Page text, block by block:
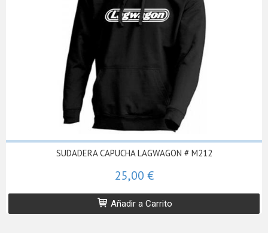
SUDADERA CAPUCHA LAGWAGON # M212
25,00 €
Añadir a Carrito